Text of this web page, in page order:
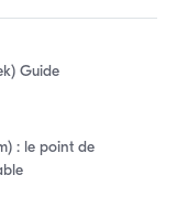
Guide
: le point de